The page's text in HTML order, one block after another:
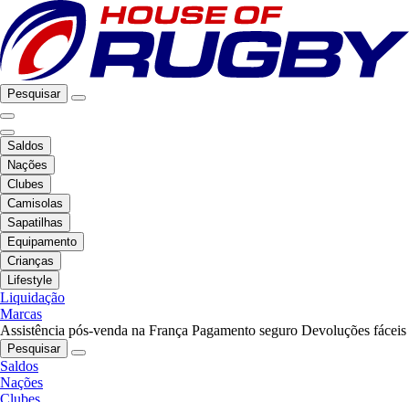
Pesquisar
Saldos
Nações
Clubes
Camisolas
Sapatilhas
Equipamento
Crianças
Lifestyle
Liquidação
Marcas
Assistência pós-venda na França Pagamento seguro Devoluções fáceis
Pesquisar
Saldos
Nações
Clubes